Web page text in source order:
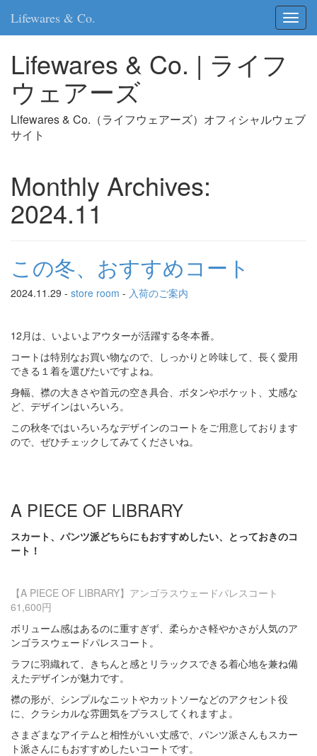
Toggle
Lifewares & Co.
Lifewares & Co. | ライフ
ウェアーズ
Lifewares & Co.（ライフウェアーズ）オフィシャルウェブ
サイト
Monthly Archives:
2024.11
この冬、おすすめコート
2024.11.29 - store room - 入荷のご案内
12月は、いよいよアウターが活躍する冬本番。
コートは特別なお買い物なので、しっかりと吟味して、長く愛用
できる１着を選びたいですよね。
身幅、襟の大きさや首元の空き具合、ボタンやポケット、丈感な
ど、デザインはいろいろ。
この秋冬ではいろいろなデザインのコートをご用意しております
ので、ぜひチェックしてみてくださいね。
A PIECE OF LIBRARY
スカート、パンツ派どちらにもおすすめしたい、とっておきのコ
ート！
【A PIECE OF LIBRARY】アンゴラスウェードパレスコート
61,600円
ボリューム感はあるのに重すぎず、柔らかさ軽やかさが人気のア
ンゴラスウェードパレスコート。
ラフに羽織れて、きちんと感とリラックスできる着心地を兼ね備
えたデザインが魅力です。
襟の形が、シンプルなニットやカットソーなどのアクセント役
に、 クラシカルな雰囲気をプラスしてくれますよ。
さまざまなアイテムと相性がいい丈感で、パンツ派さんもスカー
ト派さんにもおすすめしたいコートです。